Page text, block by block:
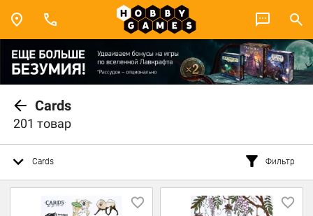
Cards
201 товар
Cards Фильтр